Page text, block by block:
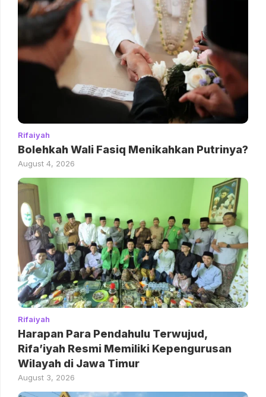
Rifaiyah
Bolehkah Wali Fasiq Menikahkan Putrinya?
August 4, 2026
Rifaiyah
Harapan Para Pendahulu Terwujud,
Rifa’iyah Resmi Memiliki Kepengurusan
Wilayah di Jawa Timur
August 3, 2026